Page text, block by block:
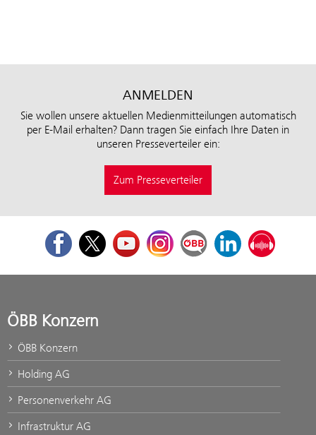
ANMELDEN
Sie wollen unsere aktuellen Medienmitteilungen automatisch
per E-Mail erhalten? Dann tragen Sie einfach Ihre Daten in
unseren Presseverteiler ein:
Zum Presseverteiler
FacebookTwitterYoutubeInstagramÖBB Corporate Blog
LinkedInPodcast
ÖBB Konzern
ÖBB Konzern
Holding AG
Personenverkehr AG
Infrastruktur AG